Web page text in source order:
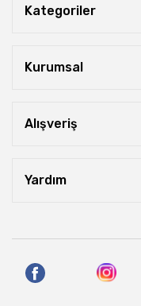
Kategoriler
Kurumsal
Alışveriş
Yardım